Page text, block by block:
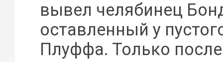
вывел челябинец
оставленный у
Плуффа. Только после